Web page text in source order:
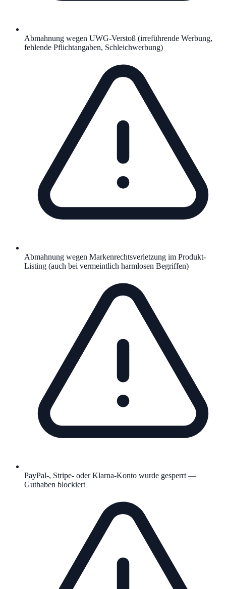
Abmahnung wegen UWG-Verstoß (irreführende Werbung,
fehlende Pflichtangaben, Schleichwerbung)
Abmahnung wegen Markenrechtsverletzung im Produkt-
Listing (auch bei vermeintlich harmlosen Begriffen)
PayPal-, Stripe- oder Klarna-Konto wurde gesperrt —
Guthaben blockiert